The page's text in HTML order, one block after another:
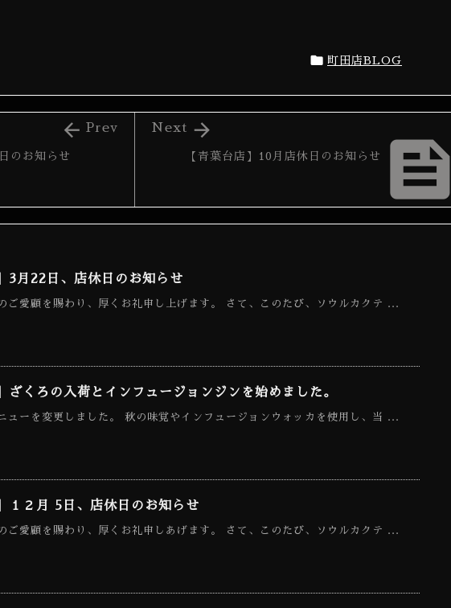
 町田店BLOG

【青葉台店】10月店休日のお知らせ

Next
のお知らせ
 Prev
3月22日、店休日のお知らせ
ご愛顧を賜わり、厚くお礼申し上げます。 さて、このたび、ソウルカクテ ...
ざくろの入荷とインフュージョンジンを始めました。
ューを変更しました。 秋の味覚やインフュージョンウォッカを使用し、当 ...
１２月 5日、店休日のお知らせ
ご愛顧を賜わり、厚くお礼申しあげます。 さて、このたび、ソウルカクテ ...